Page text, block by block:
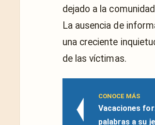
dejado a la
La ausencia de
una creciente
de las víctimas.
CONOCE MÁS
Vacaciones
palabras a su